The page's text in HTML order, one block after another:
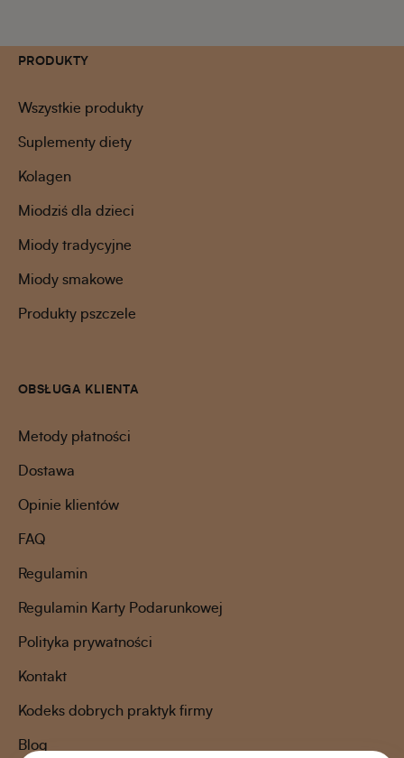
PRODUKTY
Wszystkie produkty
Suplementy diety
Kolagen
Miodziś dla dzieci
Miody tradycyjne
Miody smakowe
Produkty pszczele
OBSŁUGA KLIENTA
Metody płatności
Dostawa
Opinie klientów
FAQ
Regulamin
Regulamin Karty Podarunkowej
Polityka prywatności
Kontakt
Kodeks dobrych praktyk firmy
Blog